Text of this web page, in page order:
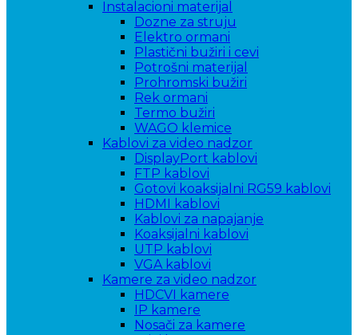
Instalacioni materijal
Dozne za struju
Elektro ormani
Plastični bužiri i cevi
Potrošni materijal
Prohromski bužiri
Rek ormani
Termo bužiri
WAGO klemice
Kablovi za video nadzor
DisplayPort kablovi
FTP kablovi
Gotovi koaksijalni RG59 kablovi
HDMI kablovi
Kablovi za napajanje
Koaksijalni kablovi
UTP kablovi
VGA kablovi
Kamere za video nadzor
HDCVI kamere
IP kamere
Nosači za kamere